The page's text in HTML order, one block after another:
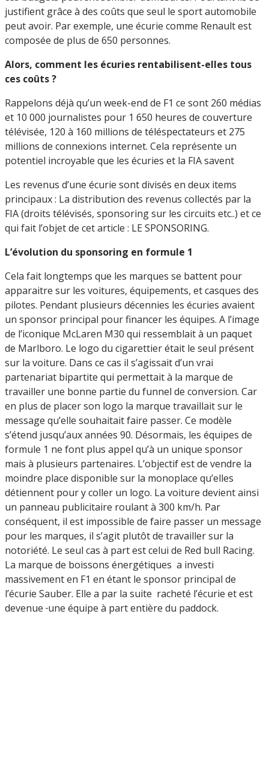
justifient grâce à des coûts que seul le sport automobile
peut avoir. Par exemple, une écurie comme Renault est
composée de plus de 650 personnes.
Alors, comment les écuries rentabilisent-elles tous
ces coûts ?
Rappelons déjà qu’un week-end de F1 ce sont 260 médias
et 10 000 journalistes pour 1 650 heures de couverture
télévisée, 120 à 160 millions de téléspectateurs et 275
millions de connexions internet. Cela représente un
potentiel incroyable que les écuries et la FIA savent
Les revenus d’une écurie sont divisés en deux items
principaux : La distribution des revenus collectés par la
FIA (droits télévisés, sponsoring sur les circuits etc..) et ce
qui fait l’objet de cet article : LE SPONSORING.
L’évolution du sponsoring en formule 1
Cela fait longtemps que les marques se battent pour
apparaitre sur les voitures, équipements, et casques des
pilotes. Pendant plusieurs décennies les écuries avaient
un sponsor principal pour financer les équipes. A l’image
de l’iconique McLaren M30 qui ressemblait à un paquet
de Marlboro. Le logo du cigarettier était le seul présent
sur la voiture. Dans ce cas il s’agissait d’un vrai
partenariat bipartite qui permettait à la marque de
travailler une bonne partie du funnel de conversion. Car
en plus de placer son logo la marque travaillait sur le
message qu’elle souhaitait faire passer. Ce modèle
s’étend jusqu’aux années 90. Désormais, les équipes de
formule 1 ne font plus appel qu’à un unique sponsor
mais à plusieurs partenaires. L’objectif est de vendre la
moindre place disponible sur la monoplace qu’elles
détiennent pour y coller un logo. La voiture devient ainsi
un panneau publicitaire roulant à 300 km/h. Par
conséquent, il est impossible de faire passer un message
pour les marques, il s’agit plutôt de travailler sur la
notoriété. Le seul cas à part est celui de Red bull Racing.
La marque de boissons énergétiques a investi
massivement en F1 en étant le sponsor principal de
l’écurie Sauber. Elle a par la suite racheté l’écurie et est
devenue une équipe à part entière du paddock.